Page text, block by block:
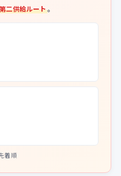
第二供給ルート。
着順